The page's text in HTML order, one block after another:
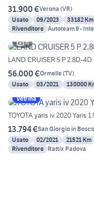
31.900 €Verona (VR)
Usato
09/2023 33182 Km
Rivenditore Autoteam 9 -
6
LAND CRUISER 5 P 2.8D-
56.000 €Ormelle(TV)
Usato
03/2021 130000
Vetrina
TOYOTA yaris iv 2020 Yaris
13.794 €San Giorgio in Bosco
Usato
02/2021 21521 Km
Rivenditore Rattix Padova